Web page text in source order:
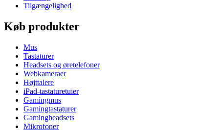
Tilgængelighed
Køb produkter
Mus
Tastaturer
Headsets og øretelefoner
Webkameraer
Højttalere
iPad-tastaturetuier
Gamingmus
Gamingtastaturer
Gamingheadsets
Mikrofoner